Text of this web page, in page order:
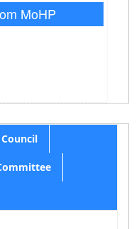
MoHP
Council